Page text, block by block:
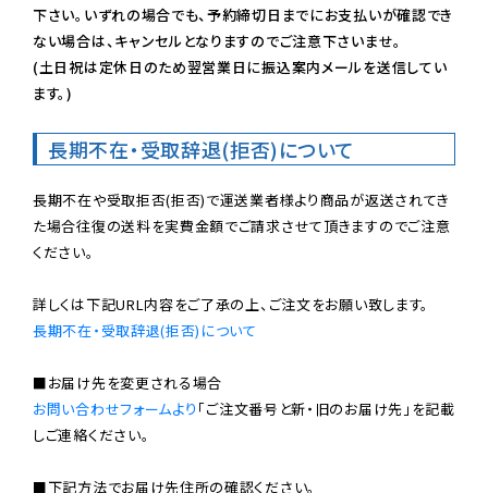
下さい。いずれの場合でも、予約締切日までにお支払いが確認でき
ない場合は、キャンセルとなりますのでご注意下さいませ。
(土日祝は定休日のため翌営業日に振込案内メールを送信してい
ます。)
長期不在・受取辞退(拒否)について
長期不在や受取拒否(拒否)で運送業者様より商品が返送されてき
た場合往復の送料を実費金額でご請求させて頂きますのでご注意
ください。
長期不在・受取辞退(拒否)について
お問い合わせフォームより 「ご注文番号と新・旧のお届け先」を記載
しご連絡ください。
■下記方法でお届け先住所の確認ください。